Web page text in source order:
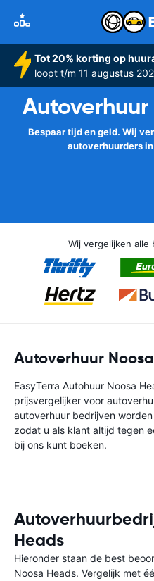
Tot 20% korting op
loopt t/m 11 augustus
Bespaar tijd en geld. Wij
autoverhuurders
Wij vergelijken alle
Autoverhuur
EasyTerra Autohuur Noosa
prijsvergelijker voor
autoverhuur bedrijven
zodat u als klant altijd tegen
bij ons kunt boeken.
Heads
Hieronder staan de best
Noosa Heads. Vergelijk met